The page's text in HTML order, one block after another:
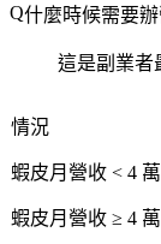
什麼時候需要
這是副業者
情況
蝦皮月營收 < 4 萬
蝦皮月營收 ≥ 4 萬